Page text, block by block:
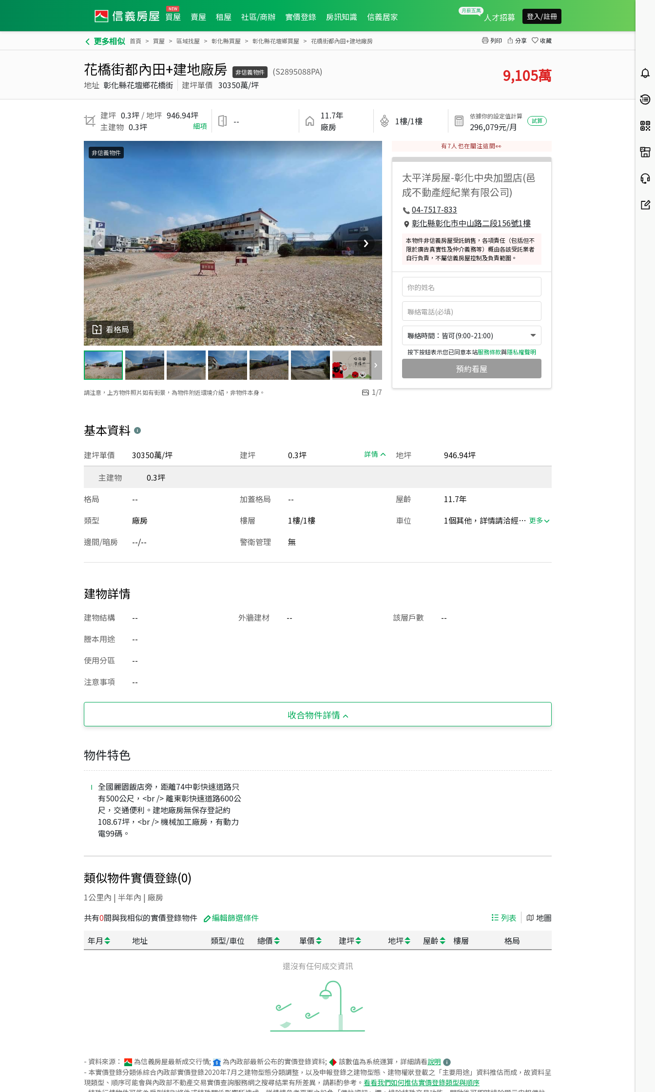
買屋 賣屋 租屋 社區/商辦 實價登錄 房訊知識 信義居家 人才招募 登入/註冊
更多相似 首頁 買屋 區域找屋 彰化縣買屋 彰化縣花壇鄉買屋 花橋街都內田+建地廠房 列印 分享 收藏
花橋街都內田+建地廠房 非信義物件
(S2895088PA)
地址 彰化縣花壇鄉花橋街 建坪單價 30350萬/坪 9,105萬
建坪 0.3坪 / 地坪 946.94坪
主建物 0.3坪 細項 --
11.7年
廠房
1樓/1樓 依據你的設定值計算
296,079元/月
試算
請注意，上方物件照片如有街景，為物件附近環境介紹，非物件本身。 1/7
看格局
非信義物件
有7人也在關注這間👀
太平洋房屋-彰化中央加盟店(邑
成不動產經紀業有限公司)
04-7517-833
彰化縣彰化市中山路二段156號1樓
本物件非信義房屋受託銷售，各項責任（包括但不
限於廣告真實性及仲介義務等）概由各該受託業者
自行負責，不屬信義房屋控制及負責範圍。
聯絡時間：皆可(9:00-21:00)
按下按鈕表示您已同意本站服務條款與隱私權聲明
預約看屋
基本資料
建坪 0.3坪 詳情
建坪單價 30350萬/坪 地坪
946.94坪
主建物
0.3坪
格局
-- 加蓋格局 -- 屋齡
11.7年
類型
廠房 樓層 1樓/1樓 車位 1個其他，詳情請洽經紀人員 更多
邊間/暗房 --/-- 警衛管理 無
建物詳情
建物結構 -- 外牆建材 -- 該層戶數
--
謄本用途
--
使用分區
--
注意事項
--
收合物件詳情
物件特色
全國麗園飯店旁，距離74中彰快速道路只
有500公尺，<br /> 離東彰快速道路600公
尺，交通便利。建地廠房無保存登記約
108.67坪，<br /> 機械加工廠房，有動力
電99碼。
類似物件實價登錄(0)
1公里內 | 半年內 | 廠房
共有0間與我相似的實價登錄物件 編輯篩選條件 列表
地圖
年月
地址 類型/車位 總價 單價 建坪 地坪 屋齡 樓層 格局
還沒有任何成交資訊
- 資料來源： 為信義房屋最新成交行情; 為內政部最新公布的實價登錄資料; 該數值為系統運算，詳細請看說明
- 本實價登錄分類係綜合內政部實價登錄2020年7月之建物型態分類調整，以及申報登錄之建物型態、建物權狀登載之「主要用途」資料推估而成，故資料呈
現類型、順序可能會與內政部不動產交易實價查詢服務網之搜尋結果有所差異，請斟酌參考。 看看我們如何推估實價登錄類型與順序